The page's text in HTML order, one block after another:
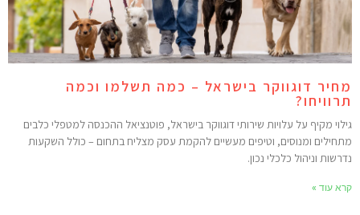
דוגווקר בישראל – כמה תשלמו וכמה
מקיף על עלויות שירותי דוגווקר בישראל, פוטנציאל ההכנסה למטפלי כלבים
ומנוסים, וטיפים מעשיים להקמת עסק מצליח בתחום – כולל השקעות
וניהול כלכלי נכון.
עוד »